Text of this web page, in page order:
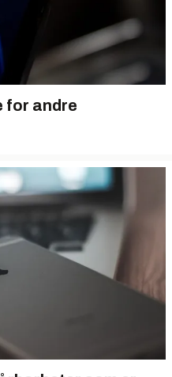
for andre